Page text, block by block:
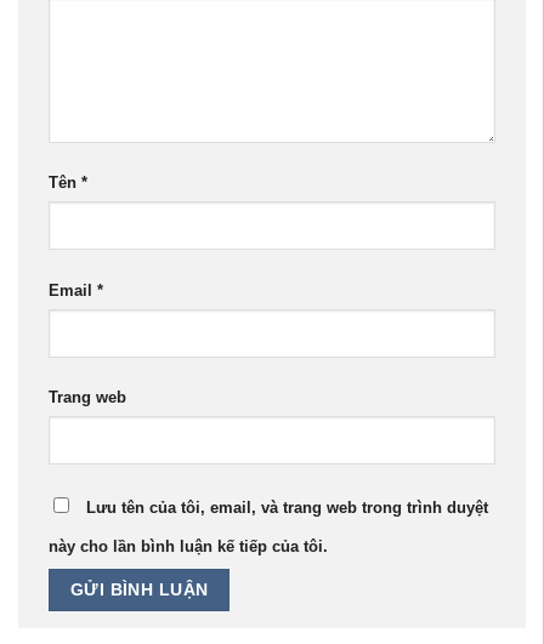
Tên *
Email *
Trang web
Lưu tên của tôi, email, và trang web trong trình duyệt
này cho lần bình luận kế tiếp của tôi.